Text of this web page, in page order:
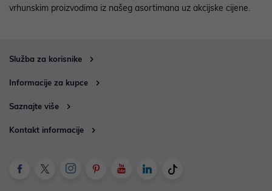
vrhunskim proizvodima iz našeg asortimana uz akcijske cijene.
Služba za korisnike
Informacije za kupce
Saznajte više
Kontakt informacije